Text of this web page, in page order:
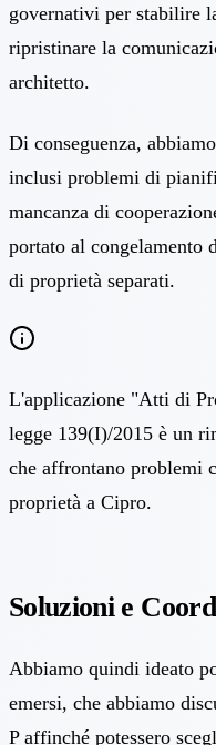
governativi per stabilire
ripristinare la
architetto.
Di conseguenza,
inclusi problemi di
mancanza di
portato al congelamento
di proprietà separati.
L'applicazione "Atti di
legge 139(I)/2015 è un
che affrontano problemi
proprietà a Cipro.
Soluzioni e
Abbiamo quindi ideato
emersi, che abbiamo
P affinché potessero